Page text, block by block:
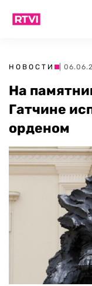
НОВОСТИ |
На
Гатчине
орденом